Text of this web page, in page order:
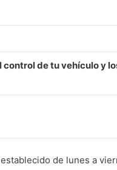
de tu vehículo y
de lunes a